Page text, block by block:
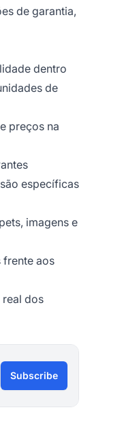
de garantia,
dentro
de
preços na
específicas
imagens e
frente aos
dos
Subscribe